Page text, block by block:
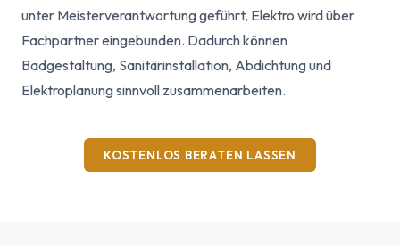
unter Meisterverantwortung geführt, Elektro wird über
Fachpartner eingebunden. Dadurch können
Badgestaltung, Sanitärinstallation, Abdichtung und
Elektroplanung sinnvoll zusammenarbeiten.
KOSTENLOS BERATEN LASSEN